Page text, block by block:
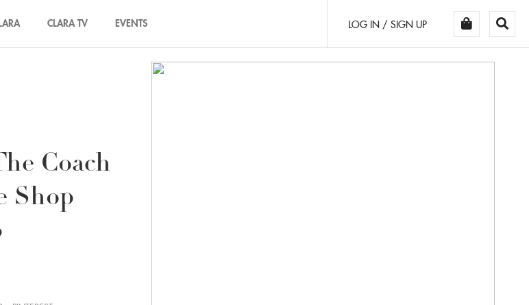
CLARA TV EVENTS LOG IN / SIGN UP
Coach
Shop